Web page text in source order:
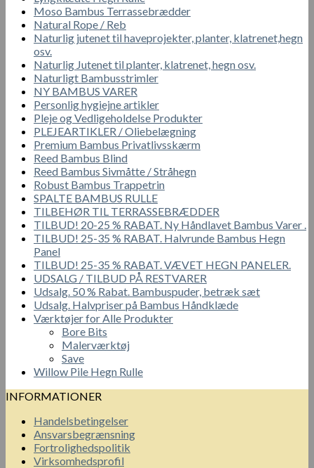
Moso Bambus Terrassebrædder
Natural Rope / Reb
Naturlig jutenet til haveprojekter, planter, klatrenet,hegn
osv.
Naturlig Jutenet til planter, klatrenet, hegn osv.
Naturligt Bambusstrimler
NY BAMBUS VARER
Personlig hygiejne artikler
Pleje og Vedligeholdelse Produkter
PLEJEARTIKLER / Oliebelægning
Premium Bambus Privatlivsskærm
Reed Bambus Blind
Reed Bambus Sivmåtte / Stråhegn
Robust Bambus Trappetrin
SPALTE BAMBUS RULLE
TILBEHØR TIL TERRASSEBRÆDDER
TILBUD! 20-25 % RABAT. Ny Håndlavet Bambus Varer .
TILBUD! 25-35 % RABAT. Halvrunde Bambus Hegn
Panel
TILBUD! 25-35 % RABAT. VÆVET HEGN PANELER.
UDSALG / TILBUD PÅ RESTVARER
Udsalg. 50 % Rabat. Bambuspuder, betræk sæt
Udsalg. Halvpriser på Bambus Håndklæde
Værktøjer for Alle Produkter
Bore Bits
Malerværktøj
Save
Willow Pile Hegn Rulle
INFORMATIONER
Handelsbetingelser
Ansvarsbegrænsning
Fortrolighedspolitik
Virksomhedsprofil